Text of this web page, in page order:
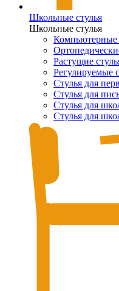
Школьные стулья
Школьные стулья
Компьютерные
Растущие
Регулируемые
Стулья для
Стулья для
Стулья для
Стулья для